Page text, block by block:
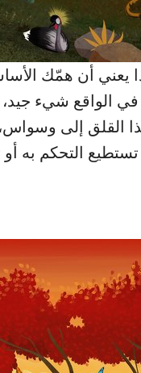
يعني أن همّك
الواقع شيء جيد،
القلق إلى
التحكم به أو